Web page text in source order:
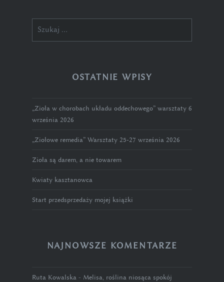
OSTATNIE WPISY
„Zioła w chorobach układu oddechowego” warsztaty 6
września 2026
„Ziołowe remedia” Warsztaty 25-27 września 2026
Zioła są darem, a nie towarem
Kwiaty kasztanowca
Start przedsprzedaży mojej książki
NAJNOWSZE KOMENTARZE
Ruta Kowalska- Melisa, roślina niosąca spokój